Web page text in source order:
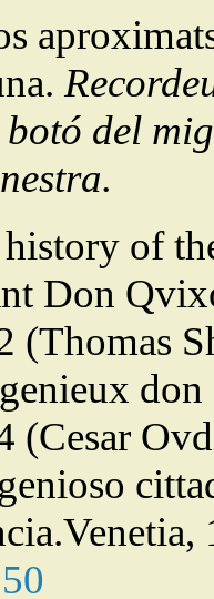
botó del
of
Don
(Thomas
don
(Cesar